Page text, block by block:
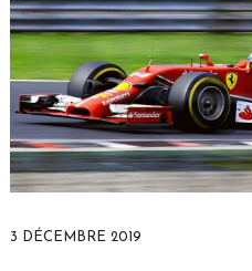
3 DÉCEMBRE 2019